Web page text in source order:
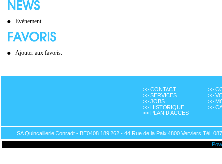
Evènement
Ajouter aux favoris.
>> CONTACT
>> SERVICES
>> JOBS
>> HISTORIQUE
>> PLAN D ACCES
>>
>>
>>
>>
SA Quincaillerie Conradt - BE0408.189.262 - 44 Rue de la Paix 4800 Verviers Tél: